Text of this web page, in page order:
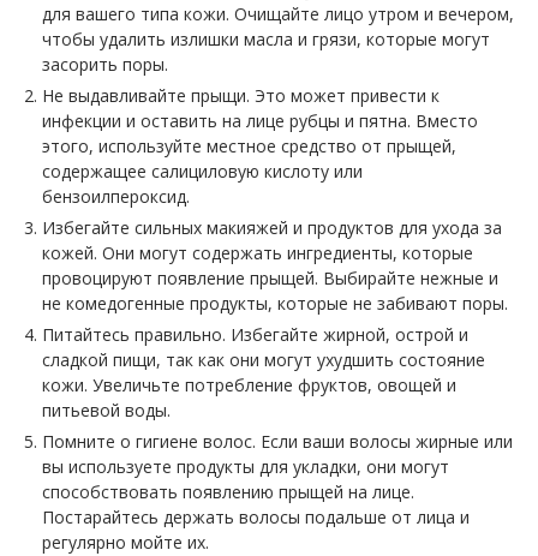
для вашего типа кожи. Очищайте лицо утром и вечером,
чтобы удалить излишки масла и грязи, которые могут
засорить поры.
Не выдавливайте прыщи. Это может привести к
инфекции и оставить на лице рубцы и пятна. Вместо
этого, используйте местное средство от прыщей,
содержащее салициловую кислоту или
бензоилпероксид.
Избегайте сильных макияжей и продуктов для ухода за
кожей. Они могут содержать ингредиенты, которые
провоцируют появление прыщей. Выбирайте нежные и
не комедогенные продукты, которые не забивают поры.
Питайтесь правильно. Избегайте жирной, острой и
сладкой пищи, так как они могут ухудшить состояние
кожи. Увеличьте потребление фруктов, овощей и
питьевой воды.
Помните о гигиене волос. Если ваши волосы жирные или
вы используете продукты для укладки, они могут
способствовать появлению прыщей на лице.
Постарайтесь держать волосы подальше от лица и
регулярно мойте их.